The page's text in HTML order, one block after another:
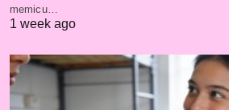
memicu…
1 week ago